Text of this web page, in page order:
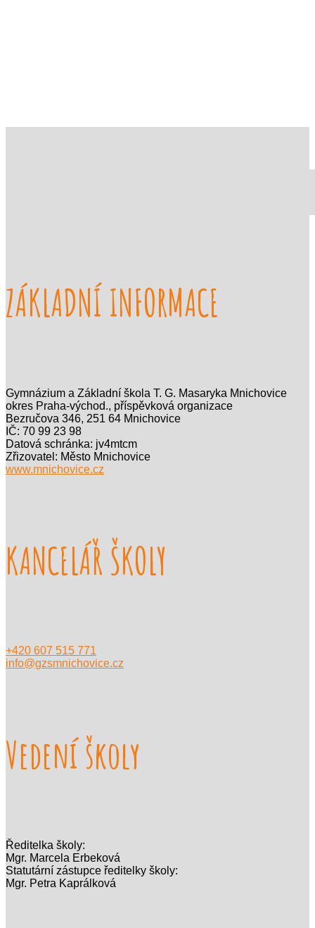
ZÁKLADNÍ INFORMACE
Gymnázium a Základní škola T. G. Masaryka Mnichovice
okres Praha-východ., příspěvková organizace
Bezručova 346, 251 64 Mnichovice
IČ: 70 99 23 98
Datová schránka: jv4mtcm
Zřizovatel: Město Mnichovice
www.mnichovice.cz
KANCELÁŘ ŠKOLY
+420 607 515 771
info@gzsmnichovice.cz
Vedení školy
Ředitelka školy:
Mgr. Marcela Erbeková
Statutární zástupce ředitelky školy:
Mgr. Petra Kaprálková